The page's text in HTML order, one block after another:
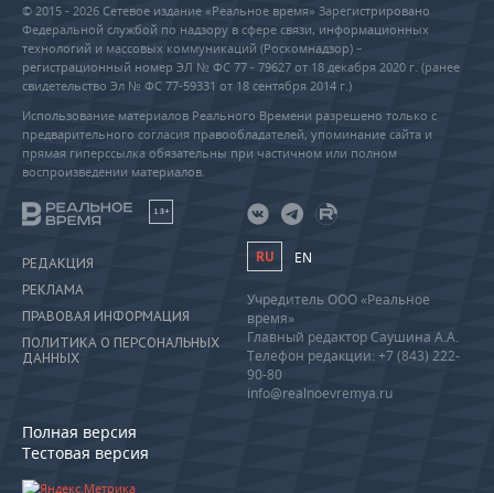
© 2015 - 2026 Сетевое издание «Реальное время» Зарегистрировано
Федеральной службой по надзору в сфере связи, информационных
технологий и массовых коммуникаций (Роскомнадзор) –
регистрационный номер ЭЛ № ФС 77 - 79627 от 18 декабря 2020 г. (ранее
свидетельство Эл № ФС 77-59331 от 18 сентября 2014 г.)
Использование материалов Реального Времени разрешено только с
предварительного согласия правообладателей, упоминание сайта и
прямая гиперссылка обязательны при частичном или полном
воспроизведении материалов.
18+
РЕДАКЦИЯ
РЕКЛАМА
ПРАВОВАЯ ИНФОРМАЦИЯ
ПОЛИТИКА О ПЕРСОНАЛЬНЫХ
ДАННЫХ
Полная версия
Тестовая версия
RU EN
Учредитель ООО «Реальное
время»
Главный редактор Саушина А.А.
Телефон редакции: +7 (843) 222-
90-80
info@realnoevremya.ru